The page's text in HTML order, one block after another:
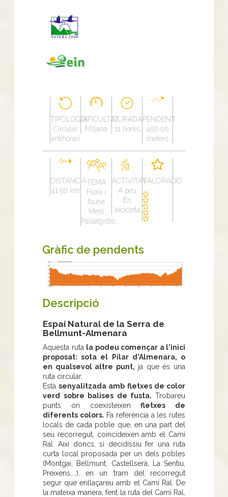
TIPOLOGÍA
Circular
antihorari
DIFICULTAT
Mitjana
DURADA
11 hores
PENDENT
450.00
meters
DISTÀNCIA
41.50 km
TEMA
Flora i
fauna
Medi
Paisatgístic
ACTIVITAT
A peu
En
bicicleta
VALORACIÓ
Gràfic de pendents
Descripció
Espai Natural de la Serra de
Bellmunt-Almenara
Aquesta ruta la podeu començar a l'inici
proposat: sota el Pilar d'Almenara, o
en qualsevol altre punt, ja que és una
ruta circular.
Estàsenyalitzada amb fletxes de color
verd sobre balises de fusta. Trobareu
punts on coexisteixenfletxes de
diferents colors. Fa referència a les rutes
locals de cada poble que, en una part del
seu recorregut, coincideixen amb el Camí
Ral. Així doncs, si decidíssiu fer una ruta
curta local proposada per un dels pobles
(Montgai, Bellmunt, Castellserà, La Sentiu,
Preixens,...), en un tram del recorregut
segur que enllaçareu amb el Camí Ral. De
la mateixa manera, fent la ruta del Camí Ral,